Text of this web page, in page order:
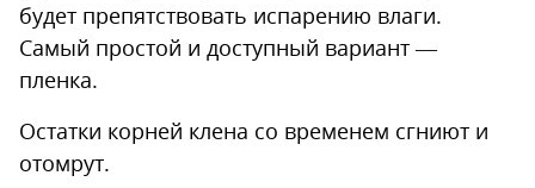
будет препятствовать испарению влаги.
Самый простой и доступный вариант —
пленка.
Остатки корней клена со временем сгниют и
отомрут.